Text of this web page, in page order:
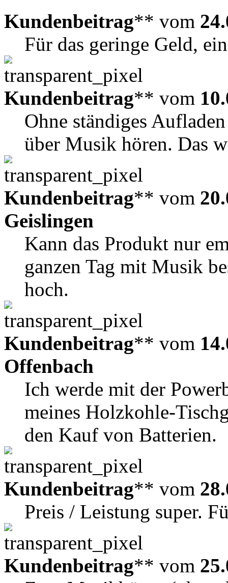
Kundenbeitrag** vom
Für das geringe Geld,
Kundenbeitrag** vom
Ohne ständiges
über Musik hören. Das
Kundenbeitrag** vom
Geislingen
Kann das Produkt nur
ganzen Tag mit Musik
hoch.
Kundenbeitrag** vom
Offenbach
Ich werde mit der
meines Holzkohle-
den Kauf von Batterien.
Kundenbeitrag** vom
Preis / Leistung super.
Kundenbeitrag** vom